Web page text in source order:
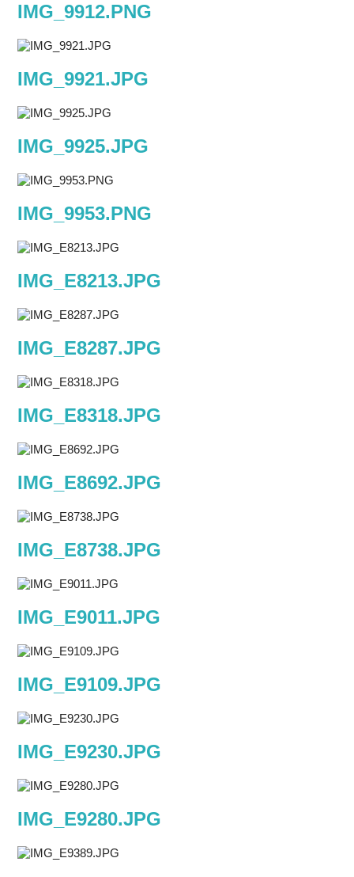
IMG_9912.PNG
IMG_9921.JPG
IMG_9925.JPG
IMG_9953.PNG
IMG_E8213.JPG
IMG_E8287.JPG
IMG_E8318.JPG
IMG_E8692.JPG
IMG_E8738.JPG
IMG_E9011.JPG
IMG_E9109.JPG
IMG_E9230.JPG
IMG_E9280.JPG